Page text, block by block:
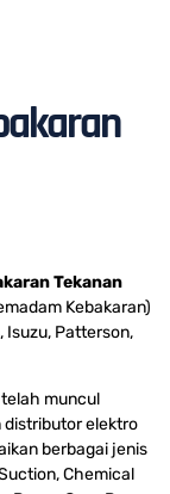
Tekanan
Kebakaran)
Isuzu, Patterson,
muncul
distributor elektro
berbagai jenis
Chemical